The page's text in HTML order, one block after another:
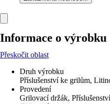
Informace o výrobku
Přeskočit oblast
Druh výrobku
Příslušenství ke grilům,
Provedení
Grilovací držák,